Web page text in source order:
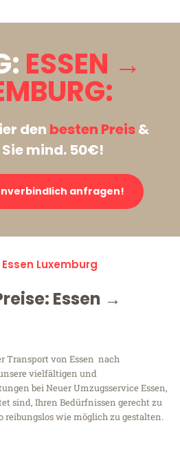
ESSEN →
den besten Preis&
mind. 50€!
anfragen!
Luxemburg
Essen →
Transport von Essen nach
vielfältigen und
bei Neuer Umzugsservice Essen,
sind, Ihren Bedürfnissen gerecht zu
reibungslos wie möglich zu gestalten.